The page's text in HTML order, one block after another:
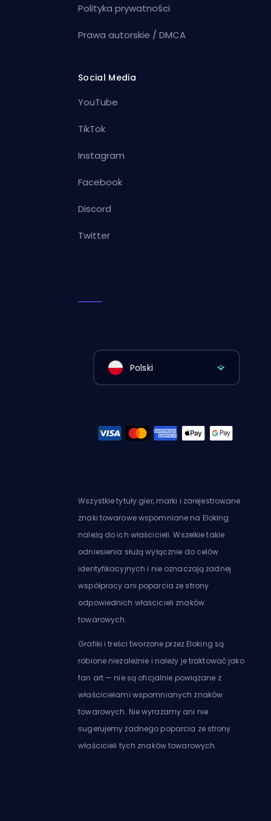
Polityka prywatności
Prawa autorskie / DMCA
Social Media
YouTube
TikTok
Instagram
Facebook
Discord
Twitter
Polski
Wszystkie tytuły gier, marki i zarejestrowane
znaki towarowe wspomniane na Eloking
należą do ich właścicieli. Wszelkie takie
odniesienia służą wyłącznie do celów
identyfikacyjnych i nie oznaczają żadnej
współpracy ani poparcia ze strony
odpowiednich właścicieli znaków
towarowych.
Grafiki i treści tworzone przez Eloking są
robione niezależnie i należy je traktować jako
fan art — nie są oficjalnie powiązane z
właścicielami wspomnianych znaków
towarowych. Nie wyrażamy ani nie
sugerujemy żadnego poparcia ze strony
właścicieli tych znaków towarowych.